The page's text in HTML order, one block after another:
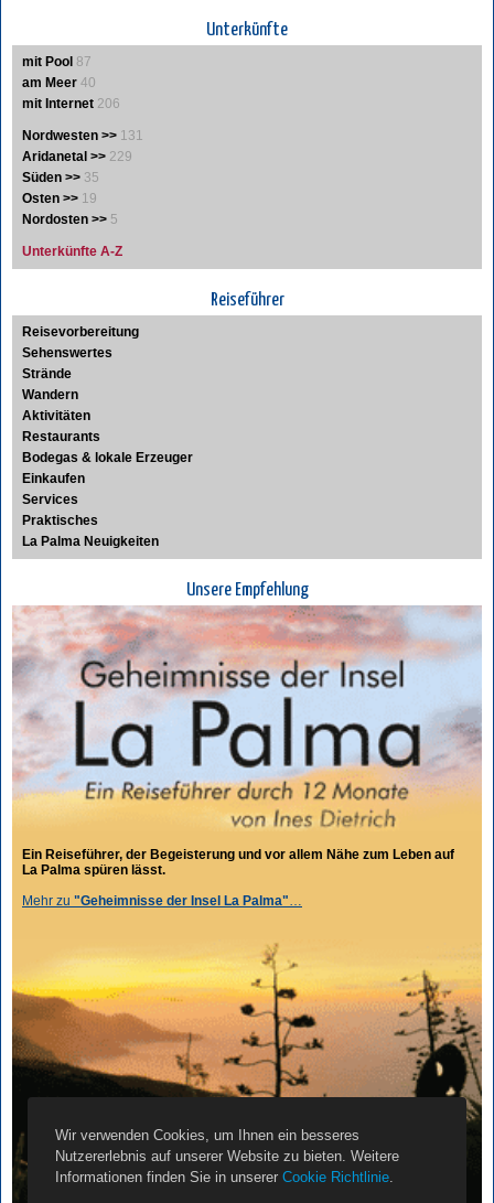
Unterkünfte
mit Pool 87
am Meer 40
mit Internet 206
Nordwesten >> 131
Aridanetal >> 229
Süden >> 35
Osten >> 19
Nordosten >> 5
Unterkünfte A-Z
Reiseführer
Reisevorbereitung
Sehenswertes
Strände
Wandern
Aktivitäten
Restaurants
Bodegas & lokale Erzeuger
Einkaufen
Services
Praktisches
La Palma Neuigkeiten
Unsere Empfehlung
Ein Reiseführer, der Begeisterung und vor allem Nähe zum Leben auf
La Palma spüren lässt.
Mehr zu "Geheimnisse der Insel La Palma"
Wir verwenden Cookies, um Ihnen ein besseres
Nutzererlebnis auf unserer Website zu bieten. Weitere
Informationen finden Sie in unserer Cookie Richtlinie.